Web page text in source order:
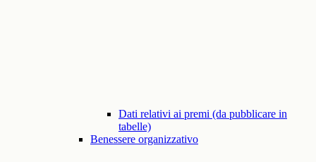
Dati relativi ai premi (da pubblicare in
tabelle)
Benessere organizzativo